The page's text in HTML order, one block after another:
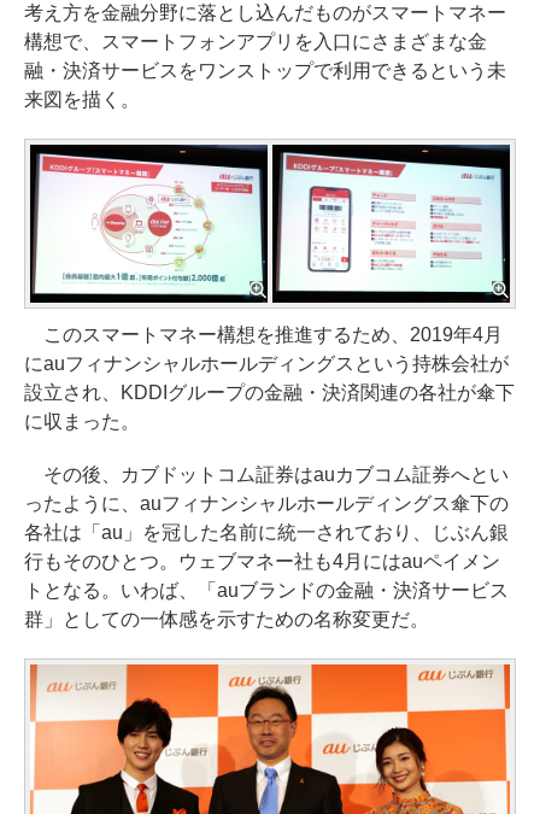
考え方を金融分野に落とし込んだものがスマートマネー
構想で、スマートフォンアプリを入口にさまざまな金
融・決済サービスをワンストップで利用できるという未
来図を描く。
このスマートマネー構想を推進するため、2019年4月
にauフィナンシャルホールディングスという持株会社が
設立され、KDDIグループの金融・決済関連の各社が傘下
に収まった。
その後、カブドットコム証券はauカブコム証券へとい
ったように、auフィナンシャルホールディングス傘下の
各社は「au」を冠した名前に統一されており、じぶん銀
行もそのひとつ。ウェブマネー社も4月にはauペイメン
トとなる。いわば、「auブランドの金融・決済サービス
群」としての一体感を示すための名称変更だ。